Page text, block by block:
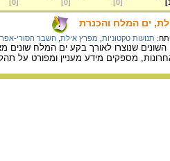
]
[
0
]
[
0
]
[
0
]
ים המלח והכנרת
תנועות טקטוניות מפרץ אילת השבר הסורי-
השונים שנוצרו לאורך בקע ים המלח
מספקים מידע מעניין ומפורט על